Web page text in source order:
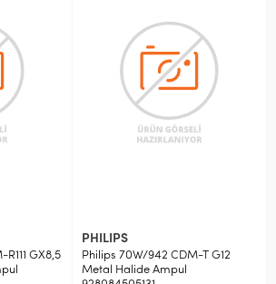
GX8,5
PHILIPS
Philips 70W/942 CDM-T G12
Metal Halide Ampul